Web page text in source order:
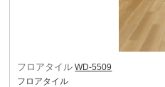
フロアタイル WD-5509
フロアタイル